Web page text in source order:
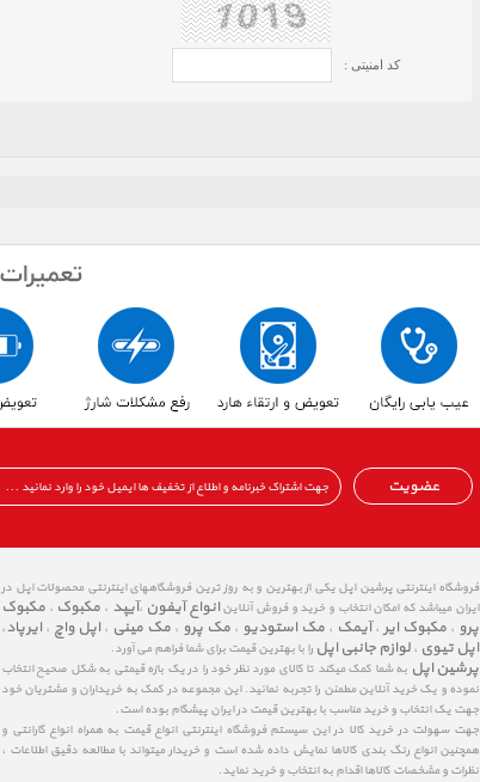
کد امنیتی :
عضویت
فروشگاه اینترنتی پرشین اپل یکی از بهترین و به روز ترین فروشگاههای اینترنتی محصولات اپل در
ایران میباشد که امکان انتخاب و خرید و فروش آنلاینانواع آیفون ،آیپد ، مکبوک ، مکبوک
پرو ، مکبوک ایر ، آیمک ، مک استودیو ، مک پرو ، مک مینی ، اپل واچ ، ایرپاد،
اپل تیوی ، لوازم جانبی اپل را با بهترین قیمت برای شما فراهم می آورد.
پرشین اپل به شما کمک میکند تا کالای مورد نظر خود را در یک بازه قیمتی به شکل صحیح انتخاب
نموده و یک خرید آنلاین مطمئن را تجربه نمائید. این مجموعه در کمک به خریداران و مشتریان خود
جهت یک انتخاب و خرید مناسب با بهترین قیمت در ایران پیشگام بوده است.
جهت سهولت در خرید کالا در این سیستم فروشگاه اینترنتی انواع قیمت به همراه انواع گارانتی و
همچنین انواع رنگ بندی کالاها نمایش داده شده است و خریدار میتواند با مطالعه دقیق اطلاعات ،
نظرات و مشخصات کالاها اقدام به انتخاب و خرید نماید.